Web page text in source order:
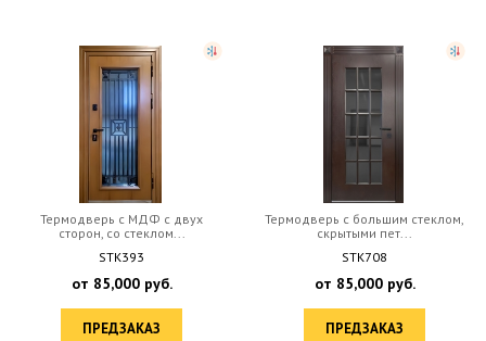
Термодверь с МДФ с двух
сторон, со стеклом...
STK393
от 85,000руб.
ПРЕДЗАКАЗ
Термодверь с большим стеклом,
скрытыми пет...
STK708
от 85,000руб.
ПРЕДЗАКАЗ